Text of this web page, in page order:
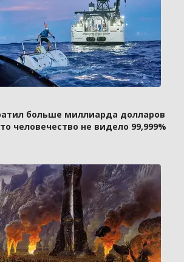
больше миллиарда долларов
человечество не видело 99,999%